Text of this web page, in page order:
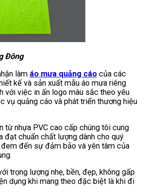
Đông
làm áo mưa quảng cáo của các
kế và sản xuất mẫu áo mưa riêng
với việc in ấn logo màu sắc theo yêu
vụ quảng cáo và phát triển thương hiệu
từ nhựa PVC cao cấp chúng tôi cung
đạt chuẩn chất lượng dành cho quý
đem đến sự đảm bảo và yên tâm của
trọng lượng nhẹ, bền, đẹp, không gấp
dụng khi mang theo đặc biệt là khi đi